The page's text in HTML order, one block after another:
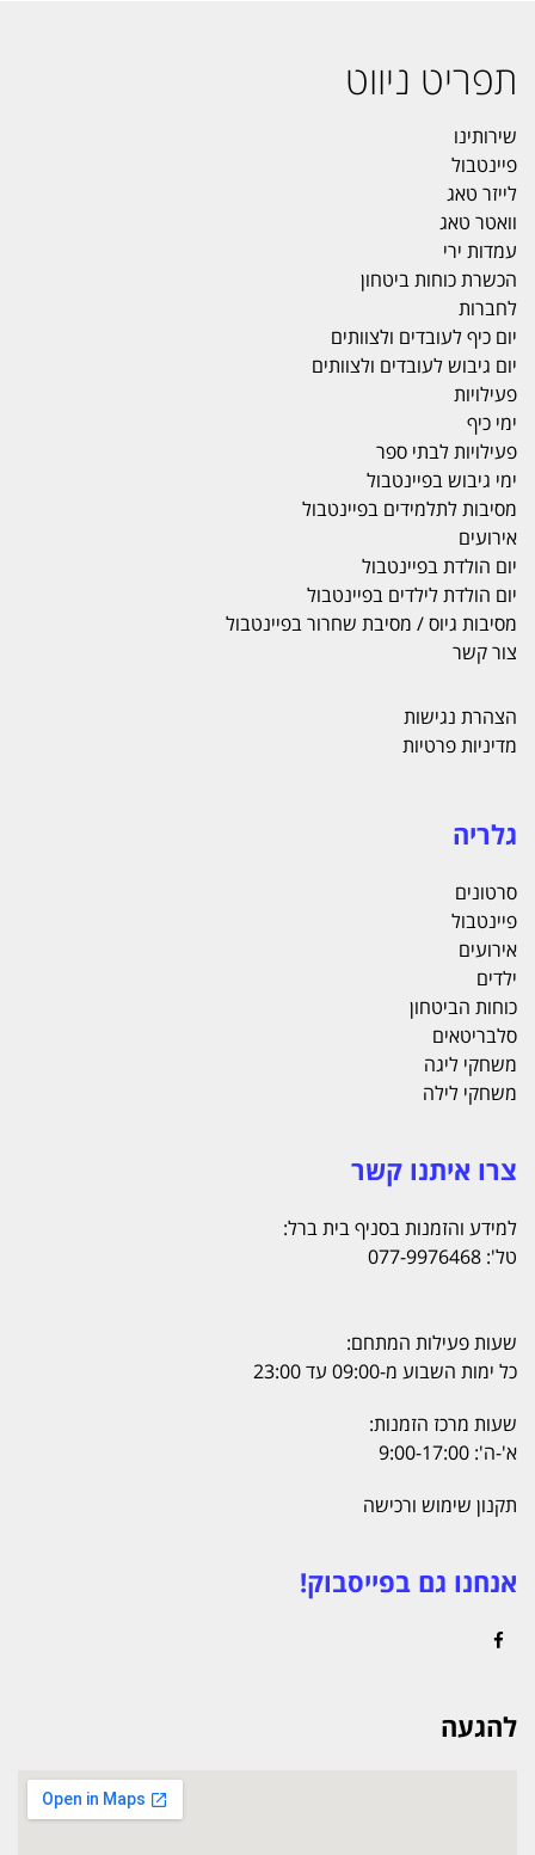
תפריט ניווט
שירותינו
פיינטבול
לייזר טאג
וואטר טאג
עמדות ירי
הכשרת כוחות ביטחון
לחברות
יום כיף לעובדים ולצוותים
יום גיבוש לעובדים ולצוותים
פעילויות
ימי כיף
פעילויות לבתי ספר
ימי גיבוש בפיינטבול
מסיבות לתלמידים בפיינטבול
אירועים
יום הולדת בפיינטבול
יום הולדת לילדים בפיינטבול
מסיבות גיוס / מסיבת שחרור בפיינטבול
צור קשר
הצהרת נגישות
מדיניות פרטיות
גלריה
סרטונים
פיינטבול
אירועים
ילדים
כוחות הביטחון
סלבריטאים
משחקי ליגה
משחקי לילה
צרו איתנו קשר
למידע והזמנות בסניף בית ברל:
טל': 077-9976468
שעות פעילות המתחם:
כל ימות השבוע מ-09:00 עד 23:00
שעות מרכז הזמנות:
א'-ה': 9:00-17:00
תקנון שימוש ורכישה
אנחנו גם בפייסבוק!
להגעה